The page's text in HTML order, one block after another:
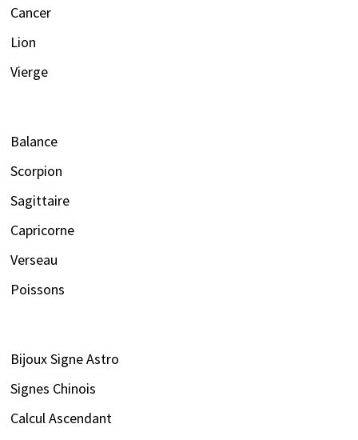
Cancer
Lion
Vierge
Balance
Scorpion
Sagittaire
Capricorne
Verseau
Poissons
Bijoux Signe Astro
Signes Chinois
Calcul Ascendant